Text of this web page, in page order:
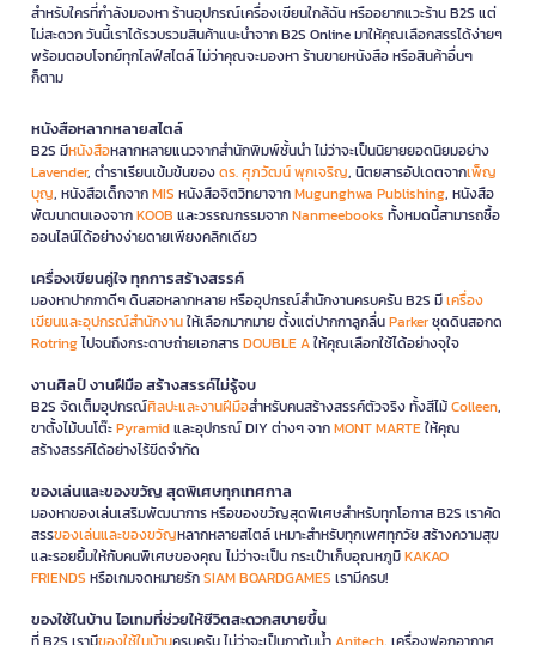
สำหรับใครที่กำลังมองหา ร้านอุปกรณ์เครื่องเขียนใกล้ฉัน หรืออยากแวะร้าน B2S แต่
ไม่สะดวก วันนี้เราได้รวบรวมสินค้าแนะนำจาก B2S Online มาให้คุณเลือกสรรได้ง่ายๆ
พร้อมตอบโจทย์ทุกไลฟ์สไตล์ ไม่ว่าคุณจะมองหา ร้านขายหนังสือ หรือสินค้าอื่นๆ
ก็ตาม
หนังสือหลากหลายสไตล์
B2S มีหนังสือหลากหลายแนวจากสำนักพิมพ์ชั้นนำ ไม่ว่าจะเป็นนิยายยอดนิยมอย่าง
Lavender, ตำราเรียนเข้มข้นของดร. ศุภวัฒน์ พุกเจริญ, นิตยสารอัปเดตจากเพ็ญ
บุญ, หนังสือเด็กจากMIS หนังสือจิตวิทยาจากMugunghwa Publishing, หนังสือ
พัฒนาตนเองจากKOOB และวรรณกรรมจากNanmeebooks ทั้งหมดนี้สามารถซื้อ
ออนไลน์ได้อย่างง่ายดายเพียงคลิกเดียว
เครื่องเขียนคู่ใจ ทุกการสร้างสรรค์
มองหาปากกาดีๆ ดินสอหลากหลาย หรืออุปกรณ์สำนักงานครบครัน B2S มีเครื่อง
เขียนและอุปกรณ์สำนักงานให้เลือกมากมาย ตั้งแต่ปากกาลูกลื่นParkerชุดดินสอกด
Rotringไปจนถึงกระดาษถ่ายเอกสารDOUBLE Aให้คุณเลือกใช้ได้อย่างจุใจ
งานศิลป์ งานฝีมือ สร้างสรรค์ไม่รู้จบ
B2S จัดเต็มอุปกรณ์ศิลปะและงานฝีมือสำหรับคนสร้างสรรค์ตัวจริง ทั้งสีไม้Colleen,
ขาตั้งไม้บนโต๊ะPyramidและอุปกรณ์ DIY ต่างๆ จากMONT MARTEให้คุณ
สร้างสรรค์ได้อย่างไร้ขีดจำกัด
ของเล่นและของขวัญ สุดพิเศษทุกเทศกาล
มองหาของเล่นเสริมพัฒนาการ หรือของขวัญสุดพิเศษสำหรับทุกโอกาส B2S เราคัด
สรรของเล่นและของขวัญหลากหลายสไตล์ เหมาะสำหรับทุกเพศทุกวัย สร้างความสุข
และรอยยิ้มให้กับคนพิเศษของคุณ ไม่ว่าจะเป็น กระเป๋าเก็บอุณหภูมิKAKAO
FRIENDS หรือเกมจดหมายรักSIAM BOARDGAMES เรามีครบ!
ของใช้ในบ้าน ไอเทมที่ช่วยให้ชีวิตสะดวกสบายขึ้น